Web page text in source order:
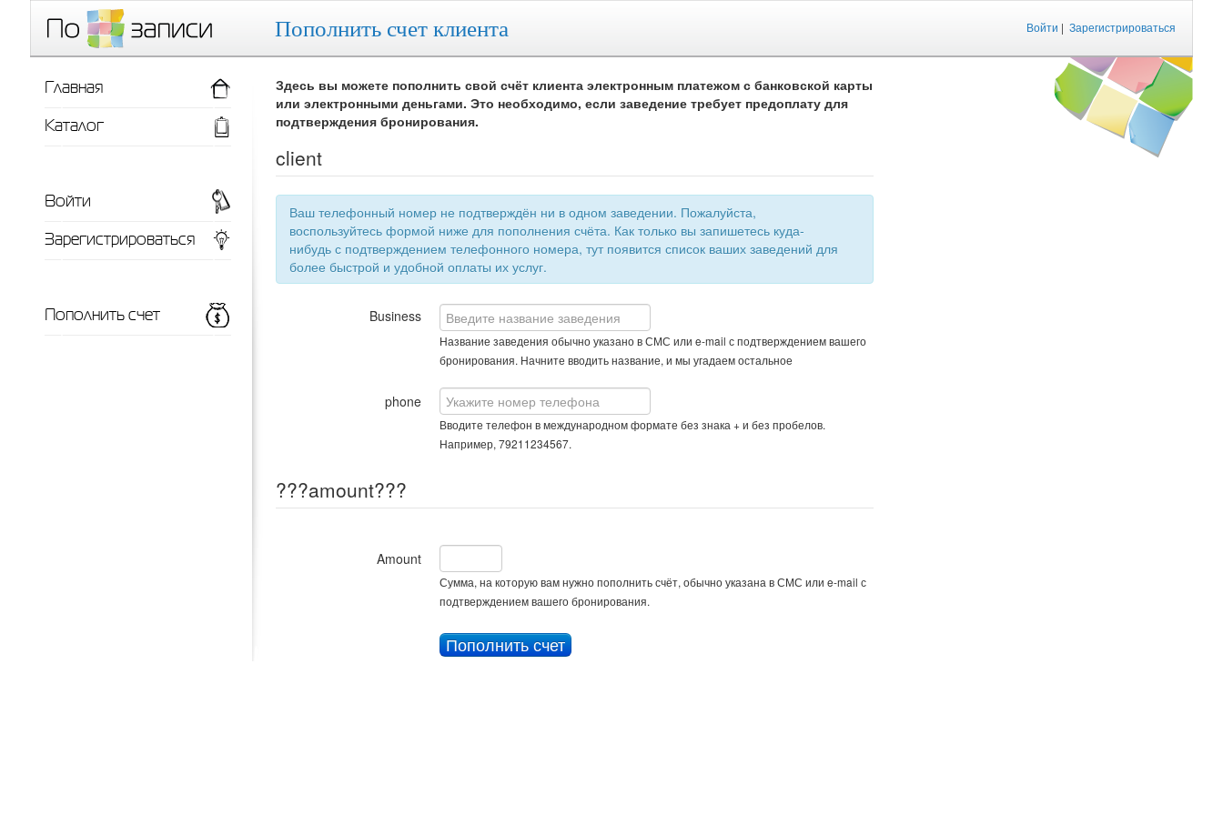
Войти | Зарегистрироваться
Пополнить счет клиента
Здесь вы можете пополнить свой счёт клиента электронным платежом с банковской карты
или электронными деньгами. Это необходимо, если заведение требует предоплату для
подтверждения бронирования.
client
Ваш телефонный номер не подтверждён ни в одном заведении. Пожалуйста,
воспользуйтесь формой ниже для пополнения счёта. Как только вы запишетесь куда-
нибудь с подтверждением телефонного номера, тут появится список ваших заведений для
более быстрой и удобной оплаты их услуг.
Business
Название заведения обычно указано в СМС или e-mail с подтверждением вашего
бронирования. Начните вводить название, и мы угадаем остальное
phone
Вводите телефон в международном формате без знака + и без пробелов.
Например, 79211234567.
???amount???
Amount
Сумма, на которую вам нужно пополнить счёт, обычно указана в СМС или e-mail с
подтверждением вашего бронирования.
Главная
Каталог
Войти
Зарегистрироваться
Пополнить счет